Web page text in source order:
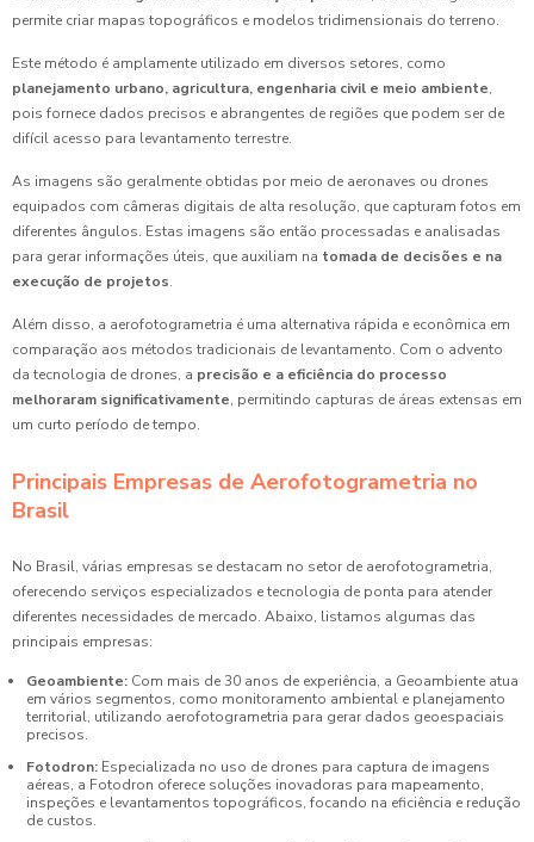
permite criar mapas topográficos e modelos tridimensionais do terreno.
Este método é amplamente utilizado em diversos setores, como
planejamento urbano, agricultura, engenharia civil e meio ambiente,
pois fornece dados precisos e abrangentes de regiões que podem ser de
difícil acesso para levantamento terrestre.
As imagens são geralmente obtidas por meio de aeronaves ou drones
equipados com câmeras digitais de alta resolução, que capturam fotos em
diferentes ângulos. Estas imagens são então processadas e analisadas
para gerar informações úteis, que auxiliam na tomada de decisões e na
execução de projetos.
Além disso, a aerofotogrametria é uma alternativa rápida e econômica em
comparação aos métodos tradicionais de levantamento. Com o advento
da tecnologia de drones, a precisão e a eficiência do processo
melhoraram significativamente, permitindo capturas de áreas extensas em
um curto período de tempo.
Principais Empresas de Aerofotogrametria no
Brasil
No Brasil, várias empresas se destacam no setor de aerofotogrametria,
oferecendo serviços especializados e tecnologia de ponta para atender
diferentes necessidades de mercado. Abaixo, listamos algumas das
principais empresas:
Geoambiente: Com mais de 30 anos de experiência, a Geoambiente atua
em vários segmentos, como monitoramento ambiental e planejamento
territorial, utilizando aerofotogrametria para gerar dados geoespaciais
precisos.
Fotodron: Especializada no uso de drones para captura de imagens
aéreas, a Fotodron oferece soluções inovadoras para mapeamento,
inspeções e levantamentos topográficos, focando na eficiência e redução
de custos.